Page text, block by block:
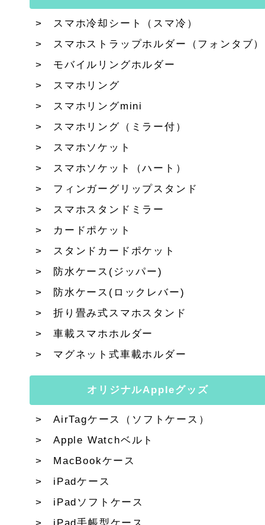
スマホ冷却シート（スマ冷）
スマホストラップホルダー（フォンタブ）
モバイルリングホルダー
スマホリング
スマホリングmini
スマホリング（ミラー付）
スマホソケット
スマホソケット（ハート）
フィンガーグリップスタンド
スマホスタンドミラー
カードポケット
スタンドカードポケット
防水ケース(ジッパー)
防水ケース(ロックレバー)
折り畳み式スマホスタンド
車載スマホホルダー
マグネット式車載ホルダー
オリジナルAppleグッズ
AirTagケース（ソフトケース）
Apple Watchベルト
MacBookケース
iPadケース
iPadソフトケース